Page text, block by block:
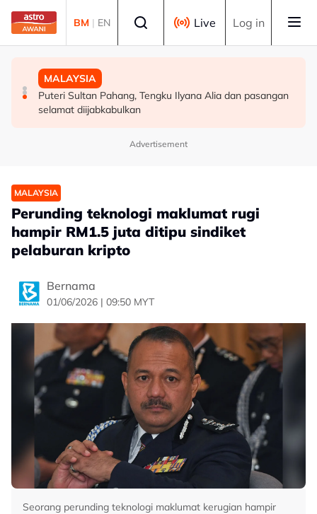
Skip to main content
BM | EN Live Log in
MALAYSIA
Ikhtiar tingkat peruntukan pertahanan bukti komitmen
kerajaan modenkan ATM - Panglima
DUNIA
Menteri Luar Iran seru negara Islam "bergantung
sesama sendiri"
MALAYSIA
Puteri Sultan Pahang, Tengku Ilyana Alia dan pasangan
selamat diijabkabulkan
Advertisement
MALAYSIA
Perunding teknologi maklumat rugi
hampir RM1.5 juta ditipu sindiket
pelaburan kripto
Bernama
01/06/2026 | 09:50 MYT
Seorang perunding teknologi maklumat kerugian hampir